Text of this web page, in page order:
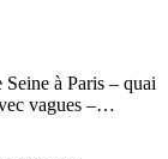
à Paris – quai
vagues –…